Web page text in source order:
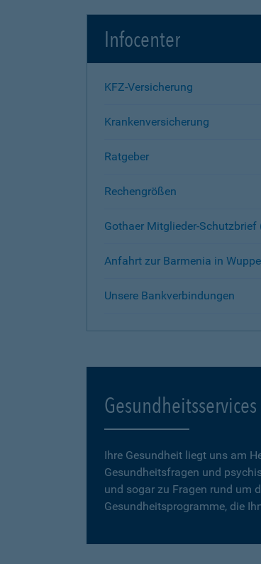
Infocenter
KFZ-Versicherung
Krankenversicherung
Ratgeber
Rechengrößen
Gothaer Mitglieder-Schutzbrief
Anfahrt zur Barmenia in
Unsere Bankverbindungen
Gesundheitsservices
Ihre Gesundheit liegt uns am
Gesundheitsfragen und
und sogar zu Fragen rund um
Gesundheitsprogramme, die